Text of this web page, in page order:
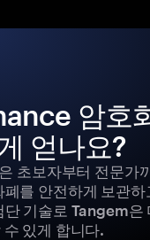
암호
얻나요?
초보자부터 전문가
를 안전하게 보관하
단 기술로 Tangem은
있게 합니다.